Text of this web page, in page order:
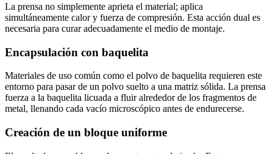
La prensa no simplemente aprieta el material; aplica
simultáneamente calor y fuerza de compresión. Esta acción dual es
necesaria para curar adecuadamente el medio de montaje.
Encapsulación con baquelita
Materiales de uso común como el polvo de baquelita requieren este
entorno para pasar de un polvo suelto a una matriz sólida. La prensa
fuerza a la baquelita licuada a fluir alrededor de los fragmentos de
metal, llenando cada vacío microscópico antes de endurecerse.
Creación de un bloque uniforme